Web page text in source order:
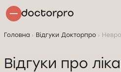
Головна Відгуки Докторпро
Відгуки про